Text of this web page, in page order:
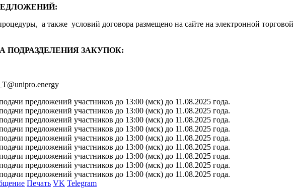
а также условий договора размещено на сайте на электронной
ЗАКУПОК:
предложений участников до 13:00 (мск) до 11.08.2025 года.
предложений участников до 13:00 (мск) до 11.08.2025 года.
предложений участников до 13:00 (мск) до 11.08.2025 года.
предложений участников до 13:00 (мск) до 11.08.2025 года.
предложений участников до 13:00 (мск) до 11.08.2025 года.
предложений участников до 13:00 (мск) до 11.08.2025 года.
предложений участников до 13:00 (мск) до 11.08.2025 года.
предложений участников до 13:00 (мск) до 11.08.2025 года.
предложений участников до 13:00 (мск) до 11.08.2025 года.
Печать VK Telegram